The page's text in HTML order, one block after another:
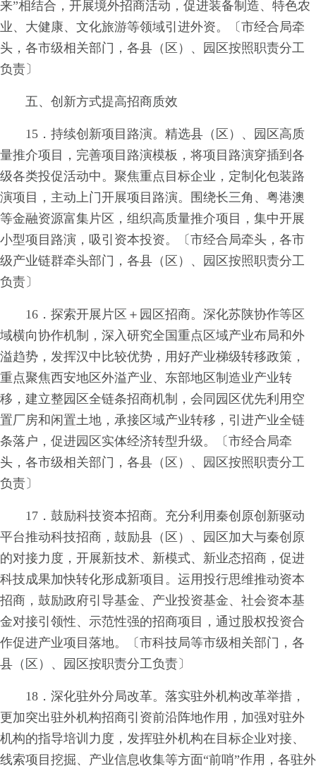
来”相结合，开展境外招商活动，促进装备制造、特色农
业、大健康、文化旅游等领域引进外资。〔市经合局牵
头，各市级相关部门，各县（区）、园区按照职责分工
负责〕
五、创新方式提高招商质效
15．持续创新项目路演。精选县（区）、园区高质
量推介项目，完善项目路演模板，将项目路演穿插到各
级各类投促活动中。聚焦重点目标企业，定制化包装路
演项目，主动上门开展项目路演。围绕长三角、粤港澳
等金融资源富集片区，组织高质量推介项目，集中开展
小型项目路演，吸引资本投资。〔市经合局牵头，各市
级产业链群牵头部门，各县（区）、园区按照职责分工
负责〕
16．探索开展片区＋园区招商。深化苏陕协作等区
域横向协作机制，深入研究全国重点区域产业布局和外
溢趋势，发挥汉中比较优势，用好产业梯级转移政策，
重点聚焦西安地区外溢产业、东部地区制造业产业转
移，建立整园区全链条招商机制，会同园区优先利用空
置厂房和闲置土地，承接区域产业转移，引进产业全链
条落户，促进园区实体经济转型升级。〔市经合局牵
头，各市级相关部门，各县（区）、园区按照职责分工
负责〕
17．鼓励科技资本招商。充分利用秦创原创新驱动
平台推动科技招商，鼓励县（区）、园区加大与秦创原
的对接力度，开展新技术、新模式、新业态招商，促进
科技成果加快转化形成新项目。运用投行思维推动资本
招商，鼓励政府引导基金、产业投资基金、社会资本基
金对接引领性、示范性强的招商项目，通过股权投资合
作促进产业项目落地。〔市科技局等市级相关部门，各
县（区）、园区按职责分工负责〕
18．深化驻外分局改革。落实驻外机构改革举措，
更加突出驻外机构招商引资前沿阵地作用，加强对驻外
机构的指导培训力度，发挥驻外机构在目标企业对接、
线索项目挖掘、产业信息收集等方面“前哨”作用，各驻外